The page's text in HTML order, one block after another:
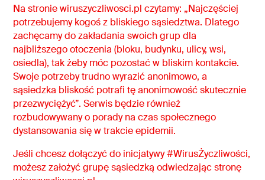
Na stronie wiruszyczliwosci.pl czytamy: „Najczęściej
potrzebujemy kogoś z bliskiego sąsiedztwa. Dlatego
zachęcamy do zakładania swoich grup dla
najbliższego otoczenia (bloku, budynku, ulicy, wsi,
osiedla), tak żeby móc pozostać w bliskim kontakcie.
Swoje potrzeby trudno wyrazić anonimowo, a
sąsiedzka bliskość potrafi tę anonimowość skutecznie
przezwyciężyć”. Serwis będzie również
rozbudowywany o porady na czas społecznego
dystansowania się w trakcie epidemii.
Jeśli chcesz dołączyć do inicjatywy #WirusŻyczliwości,
możesz założyć grupę sąsiedzką odwiedzając stronę